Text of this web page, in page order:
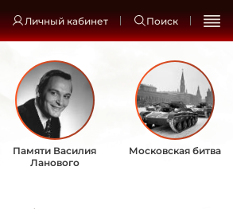
Личный кабинет Поиск
Памяти Василия
Ланового
Московская битва